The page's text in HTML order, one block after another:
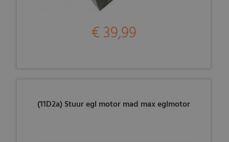
€ 39,99
(11D2a) Stuur egl motor mad max eglmotor